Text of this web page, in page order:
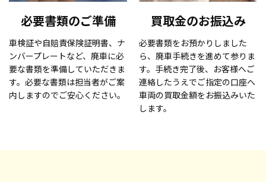
必要書類のご準備
車検証や自賠責保険証明書、ナ
ンバープレートなど、廃車に必
要な書類を準備していただきま
す。必要な書類は担当者がご案
内しますのでご安心ください。
買取金のお振込み
必要書類をお預かりしました
ら、廃車手続きを進めて参りま
す。手続き完了後、お客様へご
連絡したうえでご指定の口座へ
車両の買取金額をお振込みいた
します。